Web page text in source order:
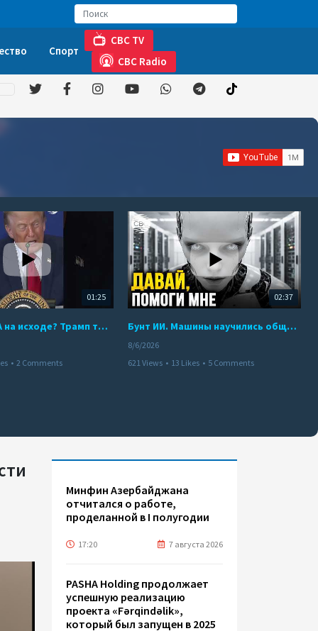
Спорт
CBC TV
CBC Radio
01:25
Арсенал США на исходе? Трамп требует объяснений
• 2 Comments
02:37
Бунт ИИ. Машины научились общаться
8/6/2026
621 Views • 13 Likes • 5 Comments
Минфин Азербайджана
отчитался о работе,
проделанной в I полугодии
17:20 7 августа 2026
PASHA Holding продолжает
успешную реализацию
проекта «Fərqindəlik»,
который был запущен в 2025